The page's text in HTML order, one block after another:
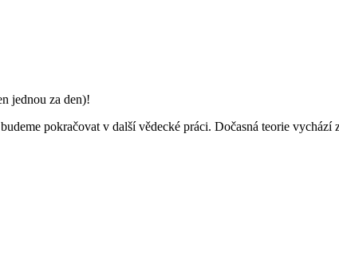
jednou za den)!
pokračovat v další vědecké práci. Dočasná teorie